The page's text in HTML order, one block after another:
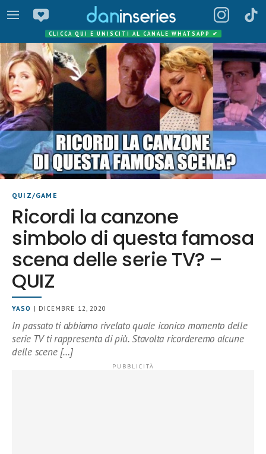
CLICCA QUI E UNISCITI AL CANALE WHATSAPP ✔
QUIZ/GAME
Ricordi la canzone
simbolo di questa famosa
scena delle serie TV? –
QUIZ
YASO | DICEMBRE 12, 2020
In passato ti abbiamo rivelato quale iconico momento delle
serie TV ti rappresenta di più. Stavolta ricorderemo alcune
delle scene […]